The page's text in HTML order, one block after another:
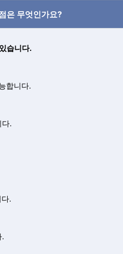
은 무엇인가요?
습니다.
합니다.
.
.